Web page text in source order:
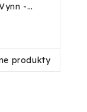
-
Gel
-
-
produkty